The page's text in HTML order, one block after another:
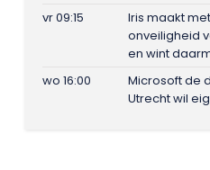
vr 09:15
Iris maakt
onveiligheid
en wint
wo 16:00
Microsoft de
Utrecht wil